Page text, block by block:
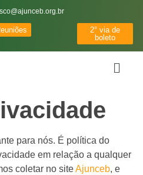
2° via de
boleto
para nós. É política do
em relação a qualquer
coletar no siteAjunceb, e